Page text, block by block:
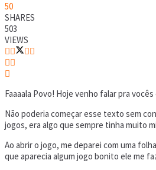
50
SHARES
503
VIEWS
Faaaala Povo! Hoje venho falar pra
Não poderia começar esse texto sem
jogos, era algo que sempre tinha muito
Ao abrir o jogo, me deparei com uma
que aparecia algum jogo bonito ele me